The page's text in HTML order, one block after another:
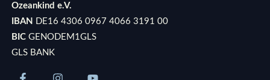
Ozeankind e.V.
IBAN DE16 4306 0967 4066 3191 00
BICGENODEM1GLS
GLS BANK